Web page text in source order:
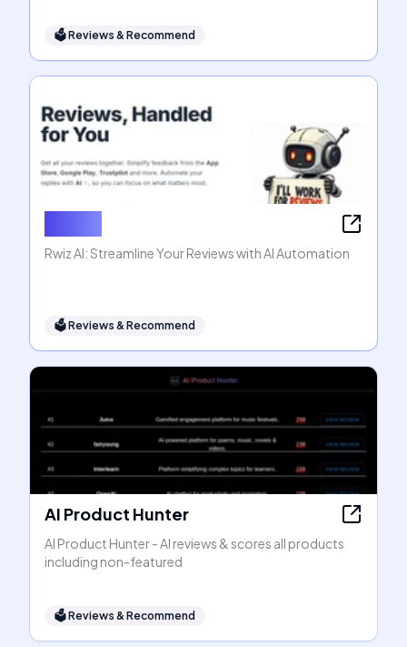
🗳Reviews & Recommend
Rwiz AI: Streamline Your Reviews with AI Automation
🗳Reviews & Recommend
AI Product Hunter
AI Product Hunter - AI reviews & scores all products
including non-featured
🗳Reviews & Recommend